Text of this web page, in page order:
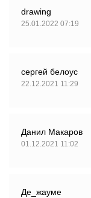
drawing
25.01.2022 07:19
сергей белоус
22.12.2021 11:29
Данил Макаров
01.12.2021 11:02
Де_жауме